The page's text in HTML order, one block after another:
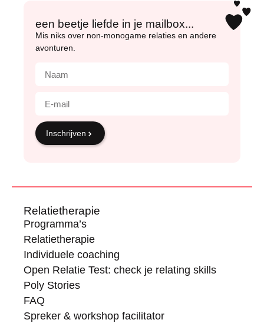
een beetje liefde in je mailbox...
Mis niks over non-monogame relaties en andere
avonturen.
Inschrijven
Relatietherapie
Programma’s
Relatietherapie
Individuele coaching
Open Relatie Test: check je relating skills
Poly Stories
FAQ
Spreker & workshop facilitator